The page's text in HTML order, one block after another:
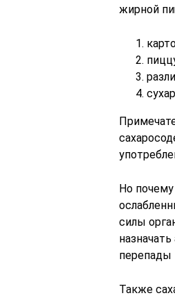
жирной
Но
силы
перепады
Также